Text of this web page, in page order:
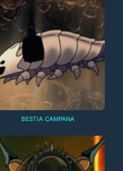
BESTIA CAMPANA